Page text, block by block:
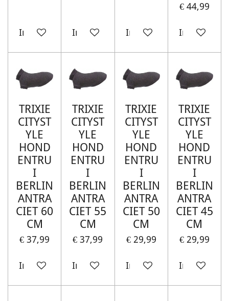
In winkelwagenIn winkelwagenIn winkelwagen
€ 44,99
In
TRIXIE
CITYST
YLE
HOND
ENTRU
I
BERLIN
ANTRA
CIET 60
CM
€ 37,99
In winkelwagen
TRIXIE
CITYST
YLE
HOND
ENTRU
I
BERLIN
ANTRA
CIET 55
CM
€ 37,99
In winkelwagen
TRIXIE
CITYST
YLE
HOND
ENTRU
I
BERLIN
ANTRA
CIET 50
CM
€ 29,99
In winkelwagen
TRIXIE
CITYST
YLE
HOND
ENTRU
I
BERLIN
ANTRA
CIET 45
CM
€ 29,99
In